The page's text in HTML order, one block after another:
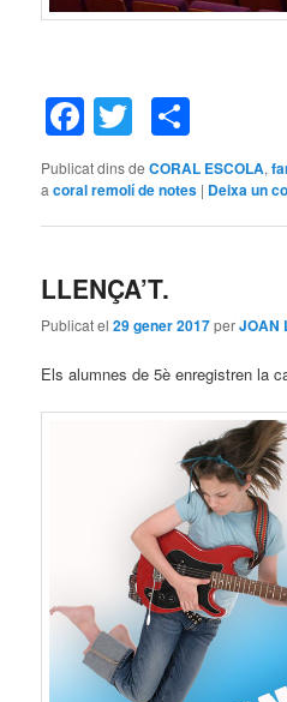
Facebook
Twitter
Publicat dins de CORAL ESCOLA,
a coral remolí de notes | Deixa un
LLENÇA’T.
Publicat el29 gener 2017perJOAN
Els alumnes de 5è enregistren la